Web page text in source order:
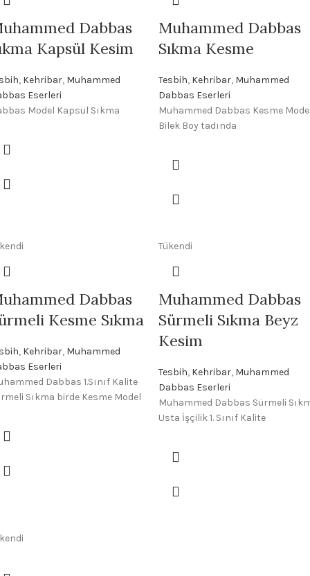
Dabbas
Kapsül Kesim
, Kehribar, Muhammed
Eserleri
Model Kapsül Sıkma
Muhammed Dabbas
Sıkma Kesme
Tesbih, Kehribar, Muhammed
Dabbas Eserleri
Muhammed Dabbas Kesme
Bilek Boy tadında
Dabbas
Kesme Sıkma
, Kehribar, Muhammed
Eserleri
Dabbas 1.Sınıf Kalite
Sıkma birde Kesme Model
Tükendi
Muhammed Dabbas
Sürmeli Sıkma Beyz
Kesim
Tesbih, Kehribar, Muhammed
Dabbas Eserleri
Muhammed Dabbas Sürmeli
Usta İşçilik 1. Sınıf Kalite